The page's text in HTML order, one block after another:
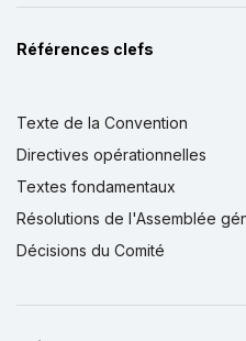
Références clefs
Texte de la Convention
Directives opérationnelles
Textes fondamentaux
Résolutions de l'Assemblée
Décisions du Comité